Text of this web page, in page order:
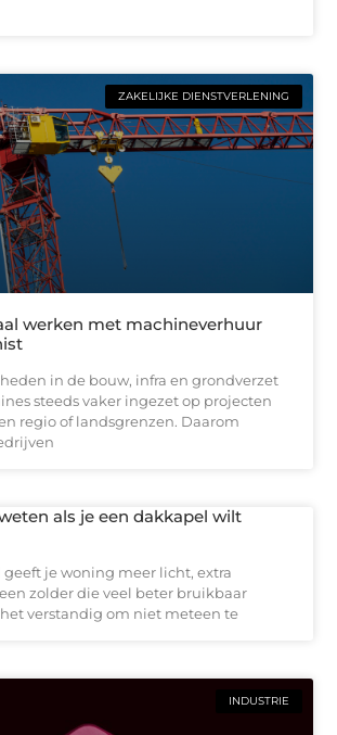
ZAKELIJKE DIENSTVERLENING
werken met machineverhuur
in de bouw, infra en grondverzet
steeds vaker ingezet op projecten
regio of landsgrenzen. Daarom
als je een dakkapel wilt
geeft je woning meer licht, extra
zolder die veel beter bruikbaar
het verstandig om niet meteen te
INDUSTRIE